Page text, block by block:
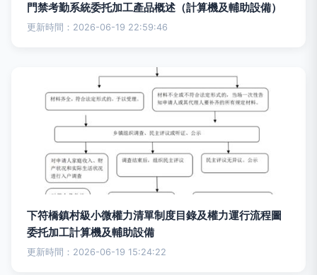
門禁考勤系統委托加工產品概述（計算機及輔助設備）
更新時間：2026-06-19 22:59:46
下符橋鎮村級小微權力清單制度目錄及權力運行流程圖
委托加工計算機及輔助設備
更新時間：2026-06-19 15:24:22